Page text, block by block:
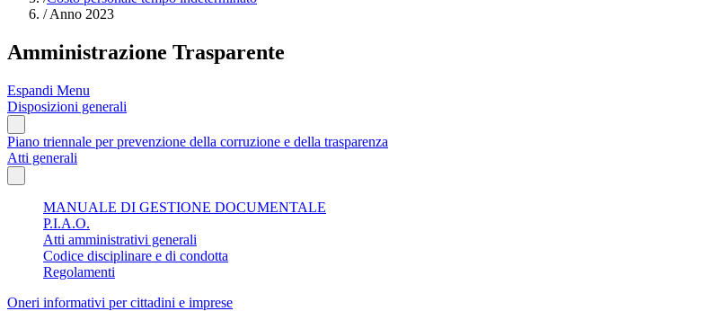
/Anno 2023
Amministrazione Trasparente
Espandi Menu
Disposizioni generali
Piano triennale per prevenzione della corruzione e della trasparenza
Atti generali
MANUALE DI GESTIONE DOCUMENTALE
P.I.A.O.
Atti amministrativi generali
Codice disciplinare e di condotta
Regolamenti
Oneri informativi per cittadini e imprese